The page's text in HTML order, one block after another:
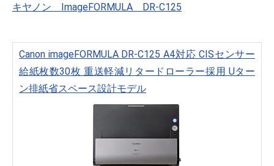
キヤノン ImageFORMULA DR-C125
Canon imageFORMULA DR-C125 A4対応 CISセンサー
給紙枚数30枚 重送軽減リタードローラー採用 Uター
ン排紙省スペース設計モデル